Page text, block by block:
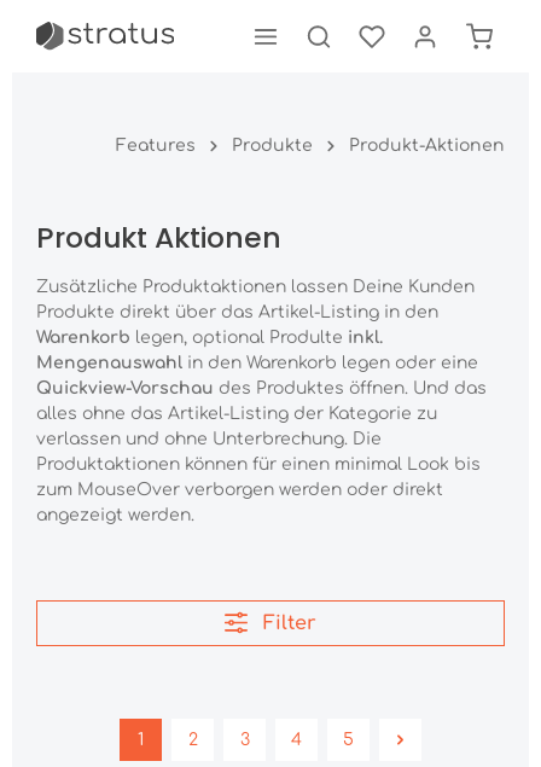
springen
Features Produkte Produkt-Aktionen
Produkt Aktionen
Zusätzliche Produktaktionen lassen Deine Kunden
Produkte direkt über das Artikel-Listing in den
Warenkorb legen, optional Produlte inkl.
Mengenauswahl in den Warenkorb legen oder eine
Quickview-Vorschau des Produktes öffnen. Und das
alles ohne das Artikel-Listing der Kategorie zu
verlassen und ohne Unterbrechung. Die
Produktaktionen können für einen minimal Look bis
zum MouseOver verborgen werden oder direkt
angezeigt werden.
Filter
1 2 3 4 5